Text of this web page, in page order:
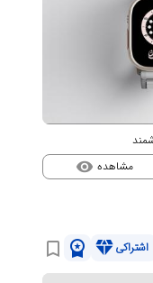
مشاهده visibility
اشتراکیdiamond
workspace_premium
bookmark_border